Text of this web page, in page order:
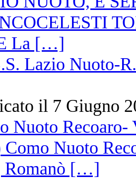
Lazio Nuoto-
il 7 Giugno